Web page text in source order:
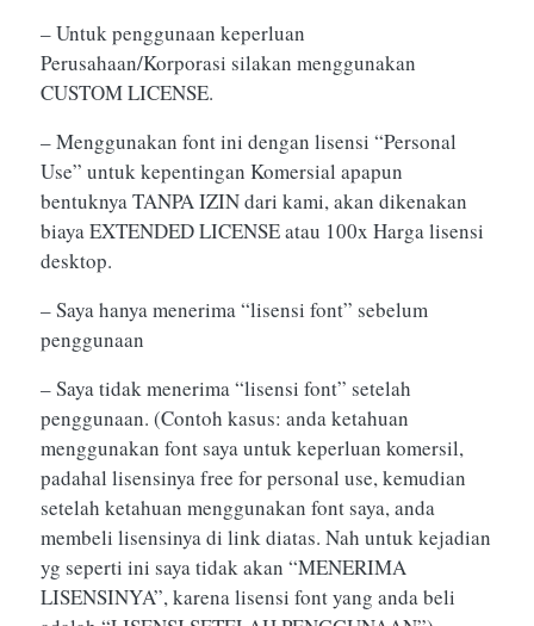
– Untuk penggunaan keperluan
Perusahaan/Korporasi silakan menggunakan
CUSTOM LICENSE.
– Menggunakan font ini dengan lisensi “Personal
Use” untuk kepentingan Komersial apapun
bentuknya TANPA IZIN dari kami, akan dikenakan
biaya EXTENDED LICENSE atau 100x Harga lisensi
desktop.
– Saya hanya menerima “lisensi font” sebelum
penggunaan
– Saya tidak menerima “lisensi font” setelah
penggunaan. (Contoh kasus: anda ketahuan
menggunakan font saya untuk keperluan komersil,
padahal lisensinya free for personal use, kemudian
setelah ketahuan menggunakan font saya, anda
membeli lisensinya di link diatas. Nah untuk kejadian
yg seperti ini saya tidak akan “MENERIMA
LISENSINYA”, karena lisensi font yang anda beli